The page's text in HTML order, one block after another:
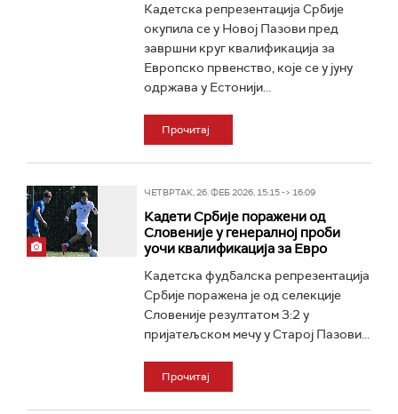
Кадетска репрезентација Србије
окупила се у Новој Пазови пред
завршни круг квалификација за
Европско првенство, које се у јуну
одржава у Естонији...
Прочитај
ЧЕТВРТАК, 26. ФЕБ 2026, 15:15 -> 16:09
Кадети Србије поражени од
Словеније у генералној проби
уочи квалификација за Евро
Кадетска фудбалска репрезентација
Србије поражена је од селекције
Словеније резултатом 3:2 у
пријатељском мечу у Старој Пазови...
Прочитај